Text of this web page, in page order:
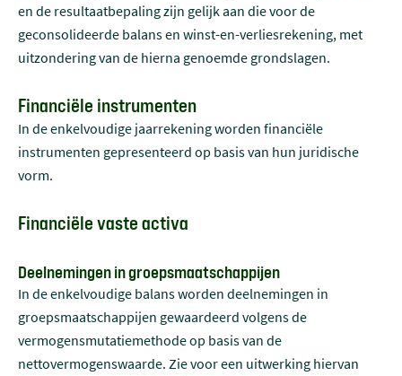
en de resultaatbepaling zijn gelijk aan die voor de
geconsolideerde balans en winst-en-verliesrekening, met
uitzondering van de hierna genoemde grondslagen.
Financiële instrumenten
In de enkelvoudige jaarrekening worden financiële
instrumenten gepresenteerd op basis van hun juridische
vorm.
Financiële vaste activa
Deelnemingen in groepsmaatschappijen
In de enkelvoudige balans worden deelnemingen in
groepsmaatschappijen gewaardeerd volgens de
vermogensmutatiemethode op basis van de
nettovermogenswaarde. Zie voor een uitwerking hiervan